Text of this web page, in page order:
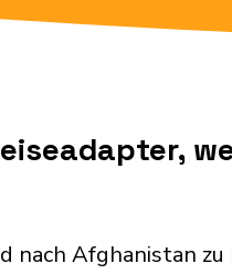
nach Afghanistan